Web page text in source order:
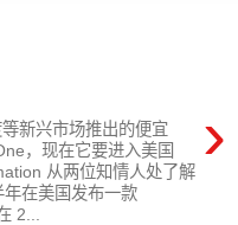
›
新兴市场推出的便宜
，现在它要进入美国
从两位知情人处了解
在美国发布一款
2...